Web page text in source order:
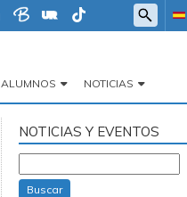
ALUMNOS NOTICIAS
NOTICIAS Y EVENTOS
Buscar